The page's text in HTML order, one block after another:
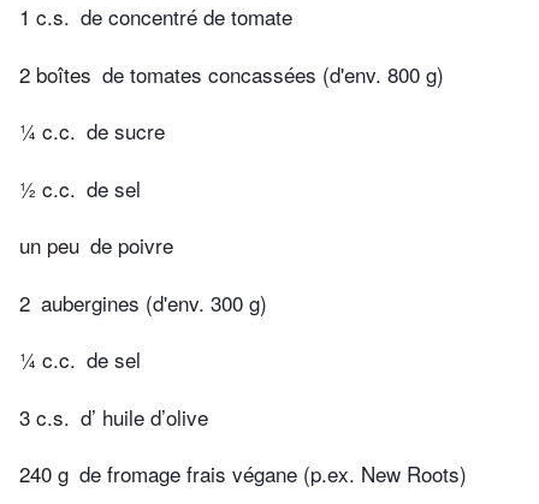
1 c.s. de concentré de tomate
2 boîtes de tomates concassées (d'env. 800 g)
¼ c.c. de sucre
½ c.c. de sel
un peu de poivre
2 aubergines (d'env. 300 g)
¼ c.c. de sel
3 c.s. d’ huile d’olive
240 g de fromage frais végane (p.ex. New Roots)